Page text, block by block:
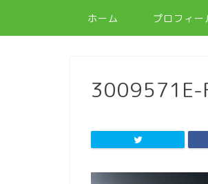
ホーム プロフィー